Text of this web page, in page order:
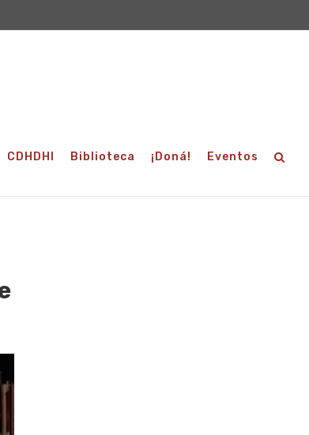
CDHDHI Biblioteca ¡Doná! Eventos